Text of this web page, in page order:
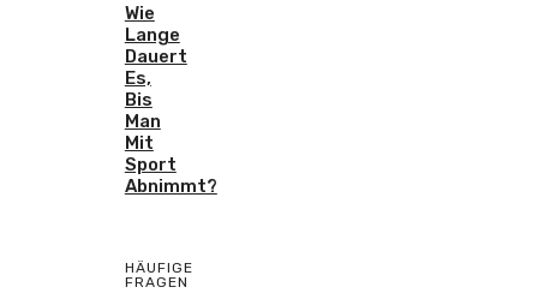
Wie
Lange
Dauert
Es,
Bis
Man
Mit
Sport
Abnimmt?
HÄUFIGE
FRAGEN